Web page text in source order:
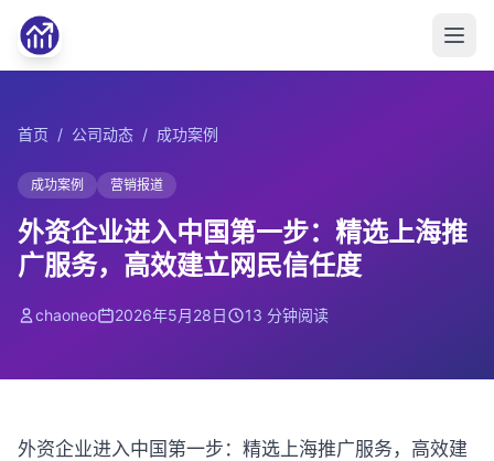
首页 / 公司动态 / 成功案例
成功案例 营销报道
外资企业进入中国第一步：精选上海推
广服务，高效建立网民信任度
chaoneo 2026年5月28日 13 分钟阅读
外资企业进入中国第一步：精选上海推广服务，高效建